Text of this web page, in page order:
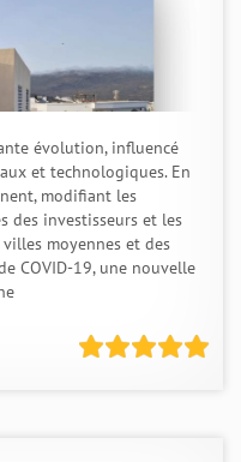
évolution, influencé
et technologiques. En
modifiant les
des investisseurs et les
villes moyennes et des
COVID-19, une nouvelle